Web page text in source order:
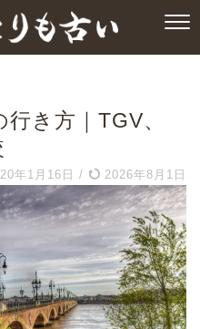
き方｜TGV、
年1月16日 / 2026年8月1日